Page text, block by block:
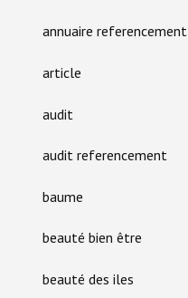
annuaire referencement
article
audit
audit referencement
baume
beauté bien être
beauté des iles